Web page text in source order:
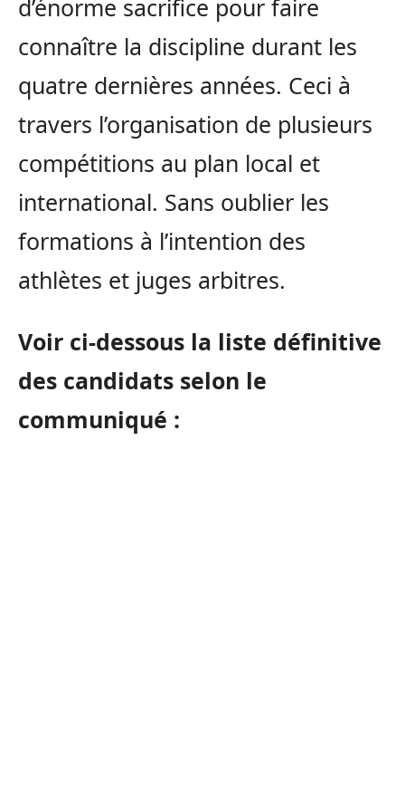
d’énorme sacrifice pour faire
connaître la discipline durant les
quatre dernières années. Ceci à
travers l’organisation de plusieurs
compétitions au plan local et
international. Sans oublier les
formations à l’intention des
athlètes et juges arbitres.
Voir ci-dessous la liste définitive
des candidats selon le
communiqué :